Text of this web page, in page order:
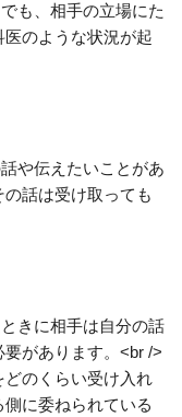
も、相手の立場にた
のような状況が起
や伝えたいことがあ
話は受け取っても
きに相手は自分の話
があります。<br />
のくらい受け入れ
に委ねられている